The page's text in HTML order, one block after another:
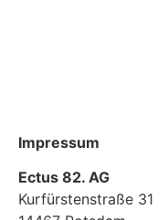
Impressum
Ectus 82. AG
Kurfürstenstraße 31